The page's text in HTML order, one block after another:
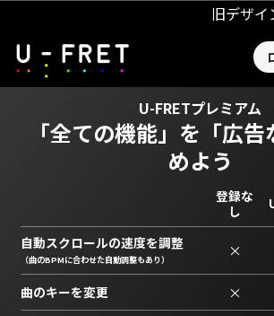
旧デザイ
U-FRETプレミアム
「全ての機能」を 「広
めよう
登録な
し
自動スクロールの速度を調整
（曲のBPMに合わせた自動調整もあり） ×
曲のキーを変更 ×